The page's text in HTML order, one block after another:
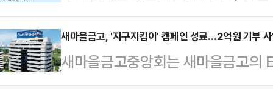
26일 국회도서…
이 대통령의 협상력 기질이 발휘된
성과가 없다며 혹평을 쏟아냈다.대
에 대해 "성공적인 정상회담"이라
오벌오피스(집무실)에서…
간편하고 투명하게 관리할 수 있는
다.MG더뱅킹에 새롭게 출시하는
하고 단체 회비내역을 함께 공유할
로는 ▲회비내역 조회 ▲회비 및
새마을금고, '지구지킴이' 캠페인 성료…2억원 기부
새마을금고중앙회는 새마을금고의
된 '그린MG'의 일환으로 지난 5월